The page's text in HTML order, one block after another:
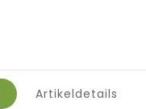
Artikeldetails